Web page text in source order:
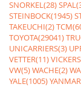
SNORKEL(28)
STEINBOCK(1945)
TAKEUCHI(2)
TOYOTA(29041)
UNICARRIERS(3)
VETTER(11)
VW(5)WACHE(2)
YALE(1005)